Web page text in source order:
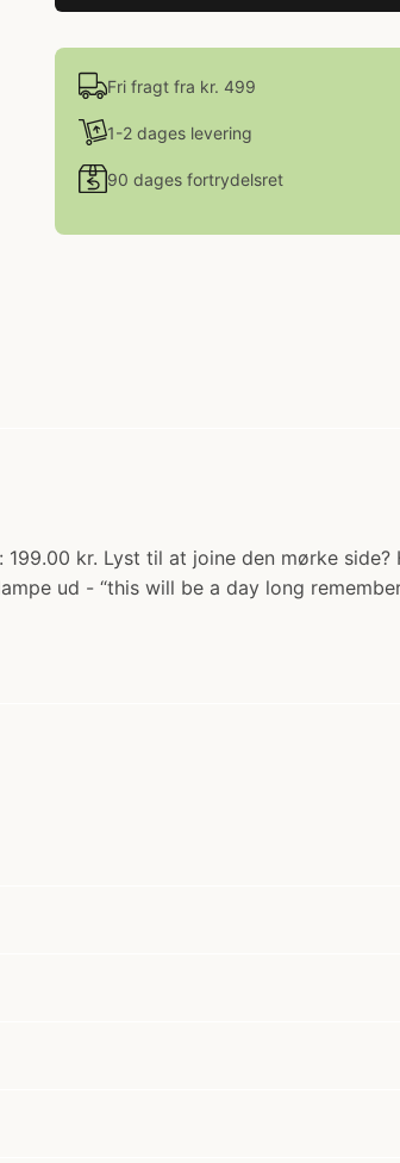
Fri fragt fra kr. 499
1-2 dages levering
90 dages fortrydelsret
kr. Lyst til at joine den mørke
ud - “this will be a day long